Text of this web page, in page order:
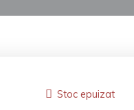
Stoc epuizat